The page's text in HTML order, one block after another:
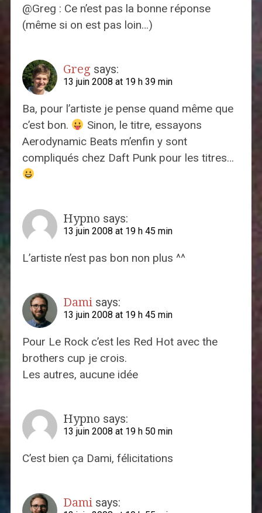
@Greg : Ce n’est pas la bonne réponse
(même si on est pas loin…)
Greg says:
13 juin 2008 at 19 h 39 min
Ba, pour l’artiste je pense quand même que
c’est bon.
Sinon, le titre, essayons
Aerodynamic Beats m’enfin y sont
compliqués chez Daft Punk pour les titres…
Hypno says:
13 juin 2008 at 19 h 45 min
L’artiste n’est pas bon non plus ^^
Dami says:
13 juin 2008 at 19 h 45 min
Pour Le Rock c’est les Red Hot avec the
brothers cup je crois.
Les autres, aucune idée
Hypno says:
13 juin 2008 at 19 h 50 min
C’est bien ça Dami, félicitations
Dami says: